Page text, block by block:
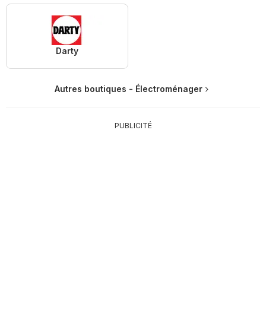
Darty
Autres boutiques - Électroménager
PUBLICITÉ